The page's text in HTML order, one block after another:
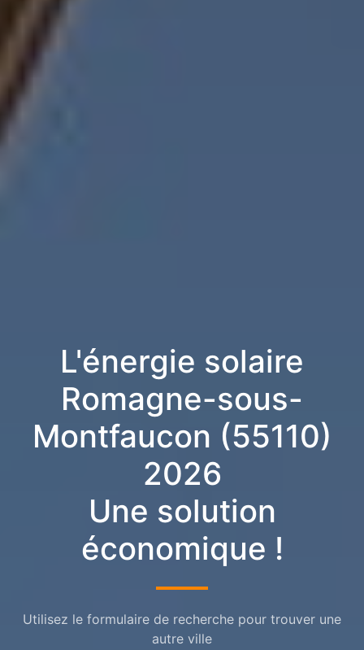
L'énergie solaire
Romagne-sous-
Montfaucon (55110)
2026
Une solution
économique !
Utilisez le formulaire de recherche pour trouver une
autre ville